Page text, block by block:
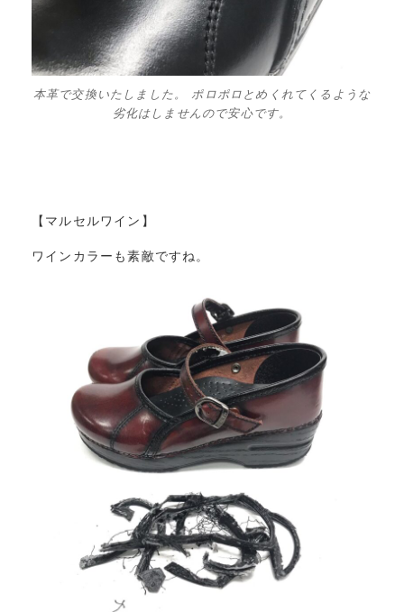
本革で交換いたしました。 ポロポロとめくれてくるような
劣化はしませんので安心です。
【マルセルワイン】
ワインカラーも素敵ですね。